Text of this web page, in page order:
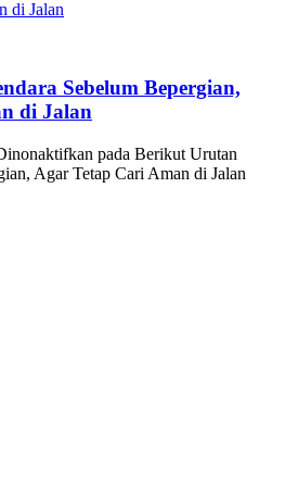
Sebelum Bepergian,
di Jalan
pada Berikut Urutan
Agar Tetap Cari Aman di Jalan